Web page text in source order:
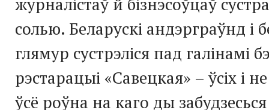
солью. Беларускі андэрграўнд і
глямур сустрэліся пад галінамі
рэстарацыі «Савецкая» – ўсіх і
ўсё роўна на каго ды